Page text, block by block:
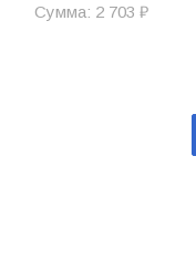
Сумма: 2 703 ₽